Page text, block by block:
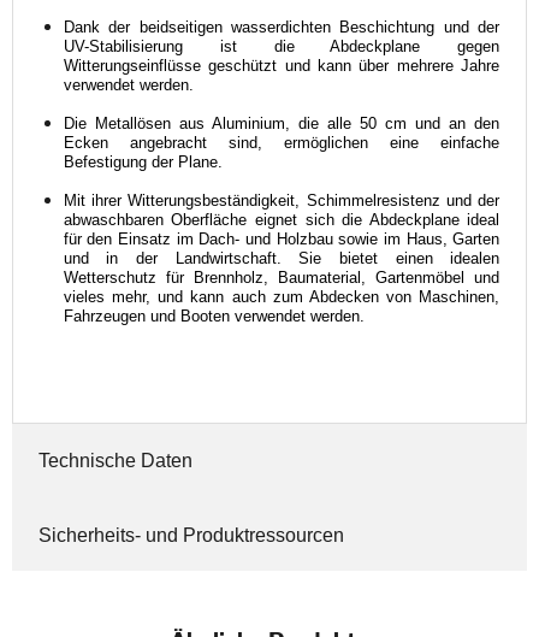
Dank der beidseitigen wasserdichten Beschichtung und der
UV-Stabilisierung ist die Abdeckplane gegen
Witterungseinflüsse geschützt und kann über mehrere Jahre
verwendet werden.
Die Metallösen aus Aluminium, die alle 50 cm und an den
Ecken angebracht sind, ermöglichen eine einfache
Befestigung der Plane.
Mit ihrer Witterungsbeständigkeit, Schimmelresistenz und der
abwaschbaren Oberfläche eignet sich die Abdeckplane ideal
für den Einsatz im Dach- und Holzbau sowie im Haus, Garten
und in der Landwirtschaft. Sie bietet einen idealen
Wetterschutz für Brennholz, Baumaterial, Gartenmöbel und
vieles mehr, und kann auch zum Abdecken von Maschinen,
Fahrzeugen und Booten verwendet werden.
Technische Daten
Sicherheits- und Produktressourcen